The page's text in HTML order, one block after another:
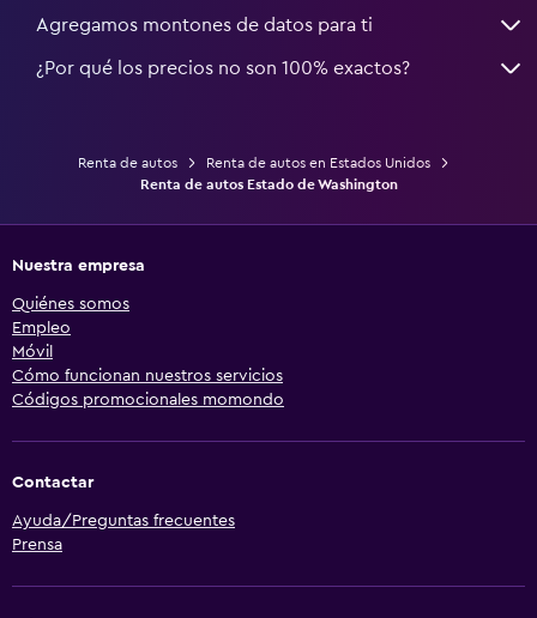
Agregamos montones de datos para ti
¿Por qué los precios no son 100% exactos?
Renta de autos
Renta de autos en Estados Unidos
Renta de autos Estado de Washington
Nuestra empresa
Quiénes somos
Empleo
Móvil
Cómo funcionan nuestros servicios
Códigos promocionales momondo
Contactar
Ayuda/Preguntas frecuentes
Prensa